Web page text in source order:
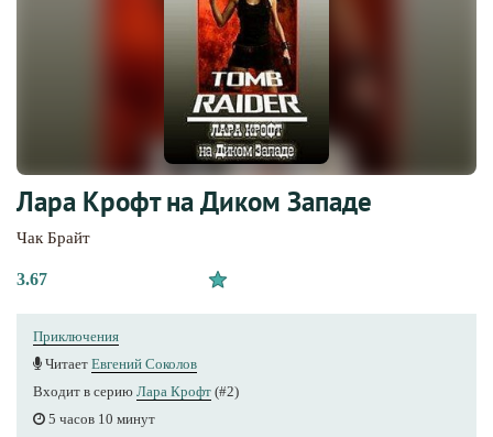
Лара Крофт на Диком Западе
Чак Брайт
3.67
Приключения
Читает Евгений Соколов
Входит в серию Лара Крофт (#2)
5 часов 10 минут